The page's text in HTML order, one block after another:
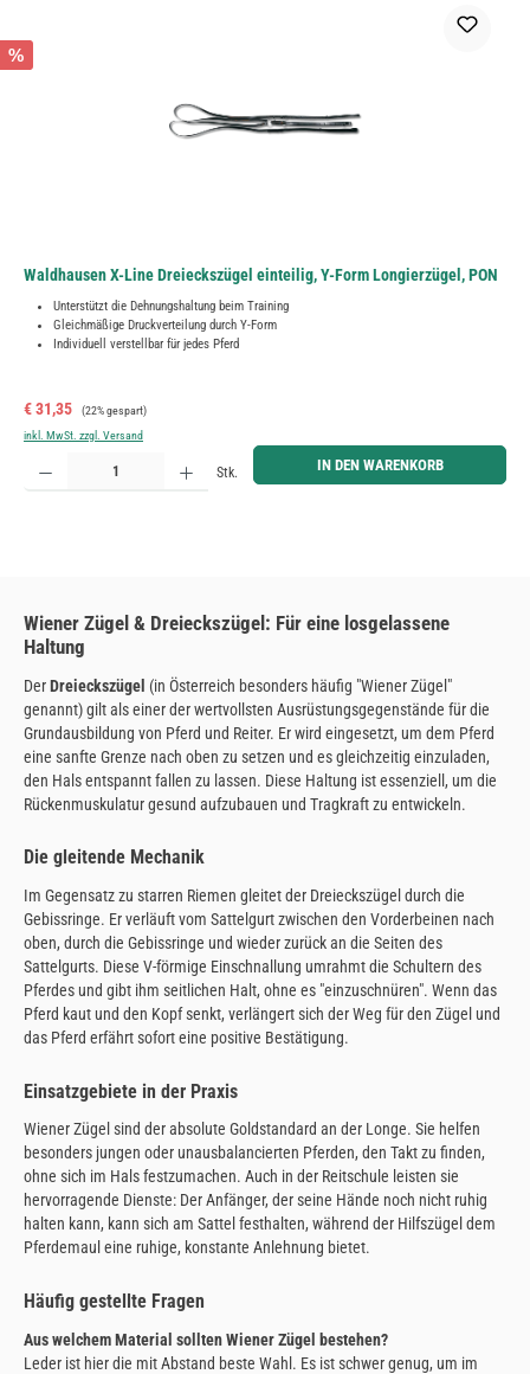
%
Waldhausen X-Line Dreieckszügel einteilig, Y-Form Longierzügel, PON
Unterstützt die Dehnungshaltung beim Training
Gleichmäßige Druckverteilung durch Y-Form
Individuell verstellbar für jedes Pferd
Verkaufspreis:
€ 31,35 Regulärer Preis:
(22% gespart)
inkl. MwSt. zzgl. Versand
Produkt Anzahl: Gib den gewünschten Wert ein oder benutze die Schaltflächen um die Anzahl zu
Stk. IN DEN WARENKORB
Wiener Zügel & Dreieckszügel: Für eine losgelassene
Haltung
DerDreieckszügel (in Österreich besonders häufig "Wiener Zügel"
genannt) gilt als einer der wertvollsten Ausrüstungsgegenstände für die
Grundausbildung von Pferd und Reiter. Er wird eingesetzt, um dem Pferd
eine sanfte Grenze nach oben zu setzen und es gleichzeitig einzuladen,
den Hals entspannt fallen zu lassen. Diese Haltung ist essenziell, um die
Rückenmuskulatur gesund aufzubauen und Tragkraft zu entwickeln.
Die gleitende Mechanik
Im Gegensatz zu starren Riemen gleitet der Dreieckszügel durch die
Gebissringe. Er verläuft vom Sattelgurt zwischen den Vorderbeinen nach
oben, durch die Gebissringe und wieder zurück an die Seiten des
Sattelgurts. Diese V-förmige Einschnallung umrahmt die Schultern des
Pferdes und gibt ihm seitlichen Halt, ohne es "einzuschnüren". Wenn das
Pferd kaut und den Kopf senkt, verlängert sich der Weg für den Zügel und
das Pferd erfährt sofort eine positive Bestätigung.
Einsatzgebiete in der Praxis
Wiener Zügel sind der absolute Goldstandard an der Longe. Sie helfen
besonders jungen oder unausbalancierten Pferden, den Takt zu finden,
ohne sich im Hals festzumachen. Auch in der Reitschule leisten sie
hervorragende Dienste: Der Anfänger, der seine Hände noch nicht ruhig
halten kann, kann sich am Sattel festhalten, während der Hilfszügel dem
Pferdemaul eine ruhige, konstante Anlehnung bietet.
Häufig gestellte Fragen
Aus welchem Material sollten Wiener Zügel bestehen?
Leder ist hier die mit Abstand beste Wahl. Es ist schwer genug, um im